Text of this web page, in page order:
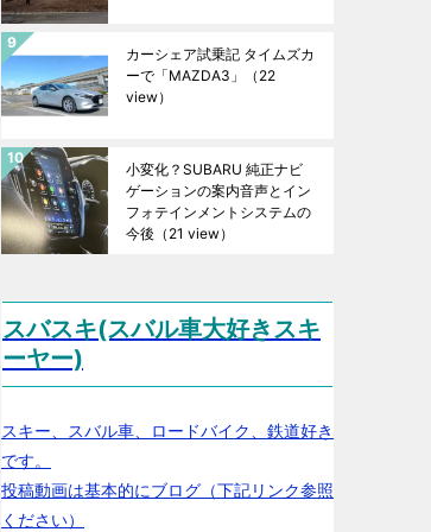
カーシェア試乗記 タイムズカ
ーで「MAZDA3」
（22
view）
小変化？SUBARU 純正ナビ
ゲーションの案内音声とイン
フォテインメントシステムの
今後 （21 view）
スバスキ(スバル車大好きスキ
ーヤー)
スキー、スバル車、ロードバイク、鉄道好き
です。
投稿動画は基本的にブログ（下記リンク参照
ください）